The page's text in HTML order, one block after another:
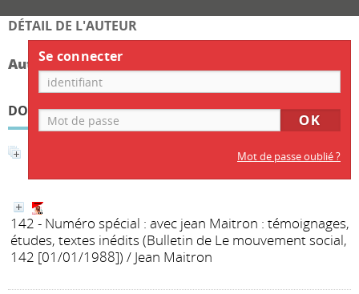
DÉTAIL DE L'AUTEUR
Auteur Claire Auzias
DOCUMENTS DISPONIBLES ÉCRITS PAR CET AUTEUR
142 - Numéro spécial : avec jean Maitron : témoignages,
études, textes inédits (Bulletin de Le mouvement social,
142 [01/01/1988]) / Jean Maitron
Se connecter
Mot de passe oublié ?